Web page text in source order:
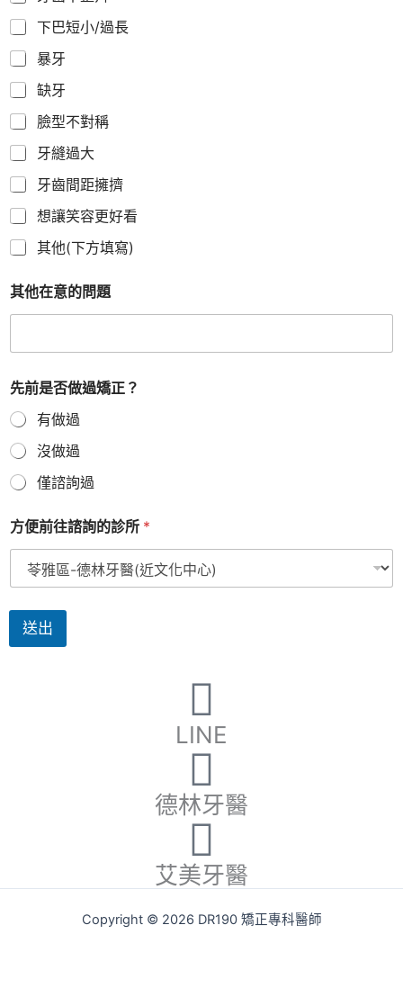
下巴短小/過長
暴牙
缺牙
臉型不對稱
牙縫過大
牙齒間距擁擠
想讓笑容更好看
其他(下方填寫)
其他在意的問題
絡
電
話
目
前
在
意
牙
齒
便
前
往
先前是否做過矯正？
有做過
沒做過
僅諮詢過
方便前往諮詢的診所 *
送出
LINE
德林牙醫
艾美牙醫
Copyright © 2026 DR190 矯正專科醫師